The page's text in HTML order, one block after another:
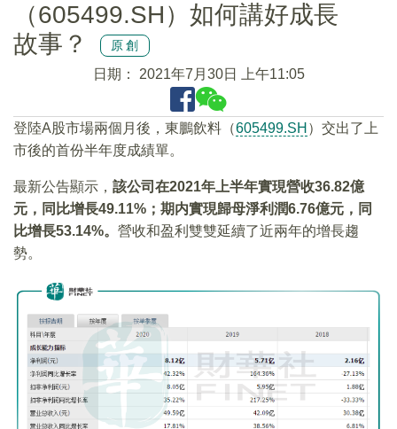
（605499.SH）如何講好成長
故事？
原創
日期： 2021年7月30日 上午11:05
登陸A股市場兩個月後，東鵬飲料（605499.SH ）交出了上
市後的首份半年度成績單。
最新公告顯示， 該公司在2021年上半年實現營收36.82億
元，同比增長49.11%；期内實現歸母淨利潤6.76億元，同
比增長53.14%。 營收和盈利雙雙延續了近兩年的增長趨
勢。